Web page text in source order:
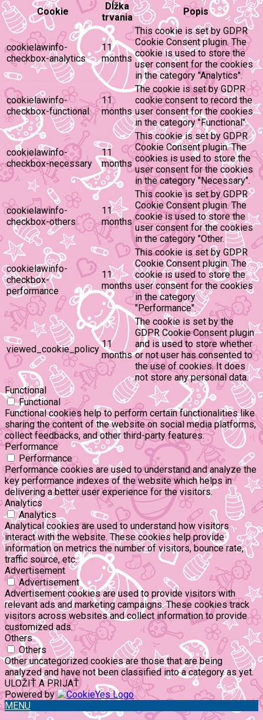
Cookie
Dĺžka
trvania
Popis
cookielawinfo-
checkbox-analytics
11
months
This cookie is set by GDPR
Cookie Consent plugin. The
cookie is used to store the
user consent for the cookies
in the category "Analytics".
cookielawinfo-
checkbox-functional
11
months
The cookie is set by GDPR
cookie consent to record the
user consent for the cookies
in the category "Functional".
cookielawinfo-
checkbox-necessary
11
months
This cookie is set by GDPR
Cookie Consent plugin. The
cookies is used to store the
user consent for the cookies
in the category "Necessary".
cookielawinfo-
checkbox-others
11
months
This cookie is set by GDPR
Cookie Consent plugin. The
cookie is used to store the
user consent for the cookies
in the category "Other.
cookielawinfo-
checkbox-
performance
11
months
This cookie is set by GDPR
Cookie Consent plugin. The
cookie is used to store the
user consent for the cookies
in the category
"Performance".
viewed_cookie_policy 11
months
The cookie is set by the
GDPR Cookie Consent plugin
and is used to store whether
or not user has consented to
the use of cookies. It does
not store any personal data.
Functional
Functional
Functional cookies help to perform certain functionalities like
sharing the content of the website on social media platforms,
collect feedbacks, and other third-party features.
Performance
Performance
Performance cookies are used to understand and analyze the
key performance indexes of the website which helps in
delivering a better user experience for the visitors.
Analytics
Analytics
Analytical cookies are used to understand how visitors
interact with the website. These cookies help provide
information on metrics the number of visitors, bounce rate,
traffic source, etc.
Advertisement
Advertisement
Advertisement cookies are used to provide visitors with
relevant ads and marketing campaigns. These cookies track
visitors across websites and collect information to provide
customized ads.
Others
Others
Other uncategorized cookies are those that are being
analyzed and have not been classified into a category as yet.
ULOŽIŤ A PRIJAŤ
Powered by
MENU